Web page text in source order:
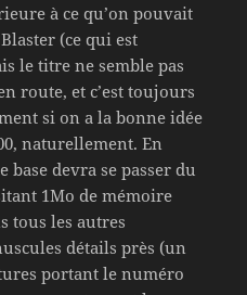
à ce qu’on pouvait
(ce qui est
le titre ne semble pas
route, et c’est toujours
si on a la bonne idée
naturellement. En
base devra se passer du
1Mo de mémoire
tous les autres
détails près (un
portant le numéro